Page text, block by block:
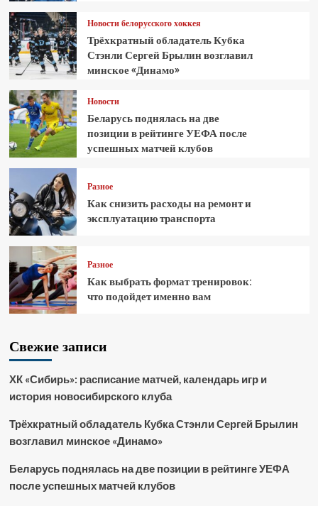
Новости белорусского хоккея
Трёхкратный обладатель Кубка
Стэнли Сергей Брылин возглавил
минское «Динамо»
Новости
Беларусь поднялась на две
позиции в рейтинге УЕФА после
успешных матчей клубов
Разное
Как снизить расходы на ремонт и
эксплуатацию транспорта
Разное
Как выбрать формат тренировок:
что подойдет именно вам
Свежие записи
ХК «Сибирь»: расписание матчей, календарь игр и
история новосибирского клуба
Трёхкратный обладатель Кубка Стэнли Сергей Брылин
возглавил минское «Динамо»
Беларусь поднялась на две позиции в рейтинге УЕФА
после успешных матчей клубов